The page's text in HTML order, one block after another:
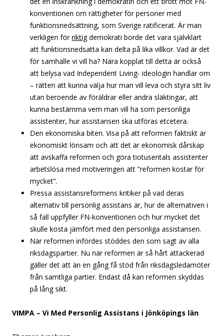
konventionen om rättigheter för personer med
funktionsnedsättning, som Sverige ratificerat. Är man
verkligen förriktigdemokrati borde det vara självklart
att funktionsnedsatta kan delta på lika villkor. Vad är det
för samhälle vi vill ha? Nära kopplat till detta är också
att belysa vad Independent Living- ideologin handlar om
– rätten att kunna välja hur man vill leva och styra sitt liv
utan beroende av föräldrar eller andra släktingar, att
kunna bestämma vem man vill ha som personliga
assistenter, hur assistansen ska utföras etcetera.
Den ekonomiska biten. Visa på att reformen faktiskt är
ekonomiskt lönsam och att det är ekonomisk dårskap
att avskaffa reformen och göra tiotusentals assistenter
arbetslösa med motiveringen att ”reformen kostar för
mycket”.
Pressa assistansreformens kritiker på vad deras
alternativ till personlig assistans är, hur de alternativen i
så fall uppfyller FN-konventionen och hur mycket det
skulle kosta jämfört med den personliga assistansen.
När reformen infördes stöddes den som sagt av alla
riksdagspartier. Nu när reformen är så hårt attackerad
gäller det att än en gång få stöd från riksdagsledamöter
från samtliga partier. Endast då kan reformen skyddas
på lång sikt.
VIMPA – Vi Med Personlig Assistans i Jönköpings län